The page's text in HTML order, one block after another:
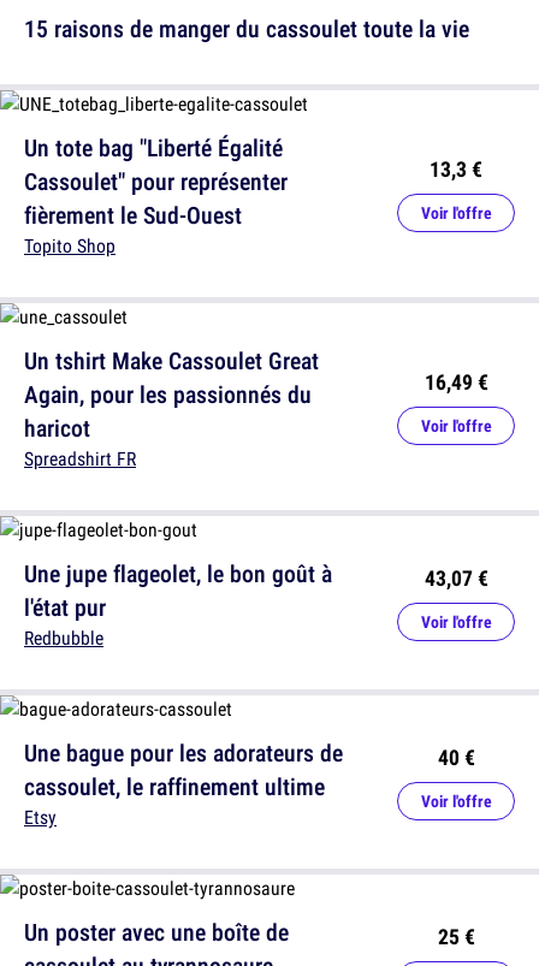
Un tote bag "Liberté Égalité
Cassoulet" pour représenter
fièrement le Sud-Ouest
Topito Shop
13,3 €
Voir l'offre
Une jupe flageolet, le bon goût à
l'état pur
Redbubble
43,07 €
Voir l'offre
Un poster avec une boîte de
25 €
15 raisons de manger du cassoulet toute la vie
Un tshirt Make Cassoulet Great
Again, pour les passionnés du
haricot
Spreadshirt FR
16,49 €
Voir l'offre
Une bague pour les adorateurs de
cassoulet, le raffinement ultime
Etsy
40 €
Voir l'offre